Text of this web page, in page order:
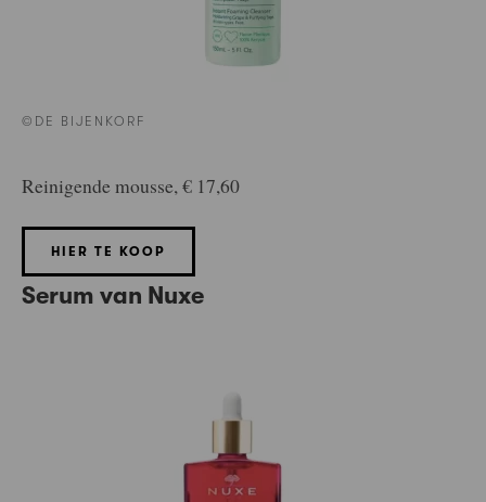
©DE BIJENKORF
Reinigende mousse, € 17,60
HIER TE KOOP
Serum van Nuxe